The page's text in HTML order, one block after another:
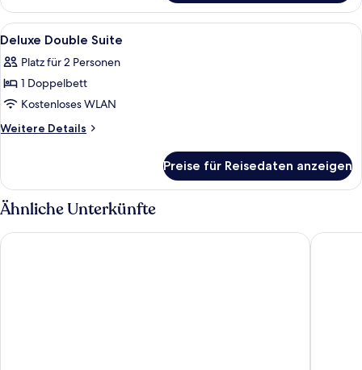
Triple
Room
Alle
Fotos
für
Deluxe
Double
Suite
Ein Hotelzimmer mit einem großen
11
Deluxe Double Suite
Platz für 2 Personen
1 Doppelbett
Kostenloses WLAN
Weitere Details
Weitere
Double
Suite
Preise für Reisedaten anzeigen
Ähnliche Unterkünfte
HubHotel – Taipei Songshan Airport Branch Via